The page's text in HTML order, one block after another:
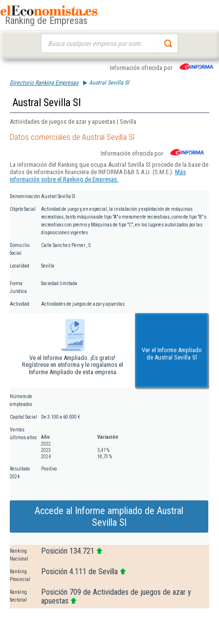
Ranking de Empresas
Información ofrecida por
Directorio Ranking Empresas Austral Sevilla Sl
Austral Sevilla Sl
Actividades de juegos de azar y apuestas | Sevilla
Datos comerciales de Austral Sevilla Sl
Información ofrecida por
La información del Ranking que ocupa Austral Sevilla Sl procede de la base de
datos de información financiera de INFORMA D&B S.A.U. (S.M.E.). Más
información sobre el Ranking de Empresas.
Denominación Austral Sevilla Sl
Objeto Social
Actividad de juego y, en especial, la instalación y explotación de máquinas
recreativas, tanto máquinasde tipo "A" o meramente recreativas, como de tipo "B" o
recreativas con premio y Máquinas de tipo "C", en los lugares autorizados por las
disposiciones vigentes.
Domicilio
Social
Calle Sanchez Perrier , 5
Localidad Sevilla
Forma
Jurídica
Sociedad limitada
Actividad Actividades de juegos de azar y apuestas
Ve el Informe Ampliado. ¡Es gratis!
Regístrese en eInforma y le regalamos el
Informe Ampliado de esta empresa
Ver el Informe Ampliado
de Austral Sevilla Sl
Número de
empleados
Capital Social De 3.100 a 60.000 €
Ventas
últimos años
Año
Variación
2022
2023
5,47 %
2024
18,73 %
Resultado
2024
Positivo
Accede al Informe ampliado de Austral
Sevilla Sl
Ranking
Nacional
Posición 134.721
Ranking
Provincial
Posición 4.111 de Sevilla
Ranking
Sectorial
Posición 709 de Actividades de juegos de azar y
apuestas